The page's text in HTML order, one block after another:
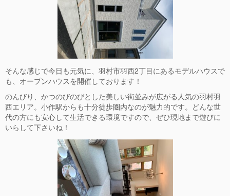
そんな感じで今日も元気に、羽村市羽西2丁目にあるモデルハウスで
も、オープンハウスを開催しております！
のんびり、かつのびのびとした美しい街並みが広がる人気の羽村羽
西エリア。小作駅からも十分徒歩圏内なのが魅力的です。どんな世
代の方にも安心して生活できる環境ですので、ぜひ現地まで遊びに
いらして下さいね！